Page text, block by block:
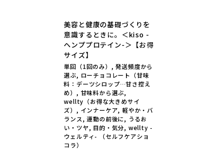
美容と健康の基礎づくりを
意識するときに。＜kiso -
ヘンププロテイン-＞【お得
サイズ】
単回（1回のみ）, 発送頻度から
選ぶ, ローチョコレート（甘味
料：デーツシロップ…甘さ控え
め）, 甘味料から選ぶ,
wellty（お得な大きめサイ
ズ）, インナーケア, 軽やか・バ
ランス, 運動の前後に, うるお
い・ツヤ, 目的・気分, wellty -
ウェルティ- （セルフケアショ
コラ）